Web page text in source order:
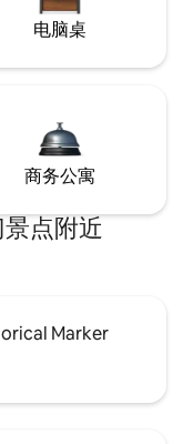
电脑桌
商务公寓
点附近
Marker